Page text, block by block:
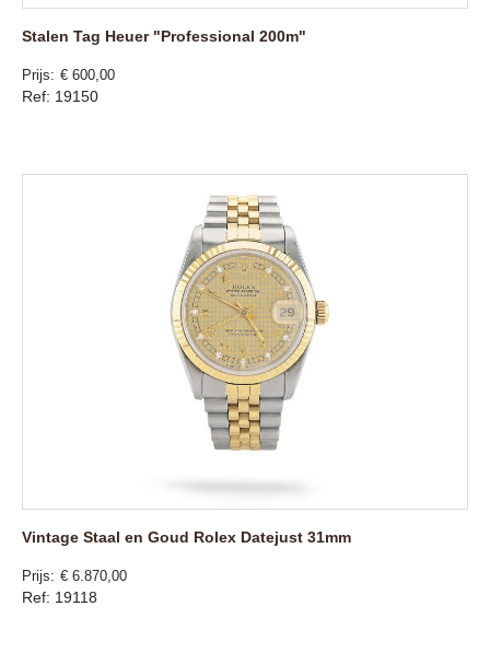
Stalen Tag Heuer "Professional 200m"
Prijs € 600,00
Ref: 19150
Vintage Staal en Goud Rolex Datejust 31mm
Prijs € 6.870,00
Ref: 19118